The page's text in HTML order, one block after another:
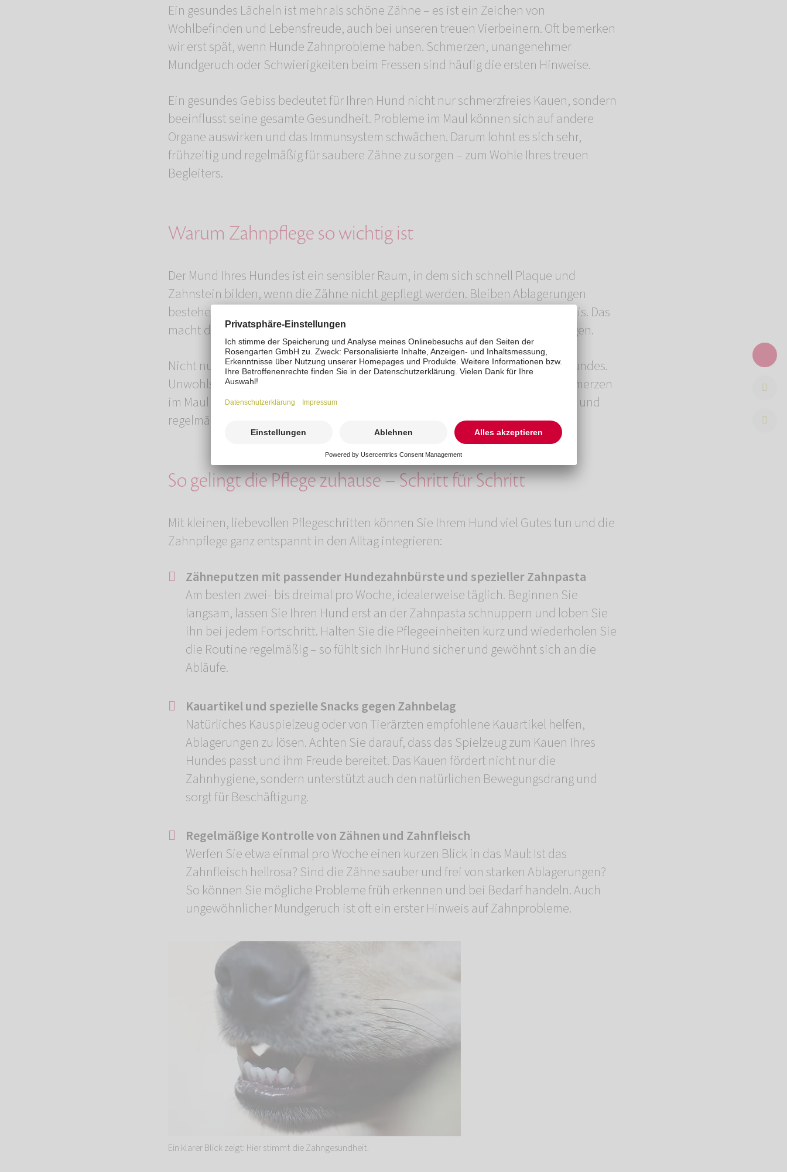
Ein gesundes Lächeln ist mehr als schöne Zähne – es ist ein Zeichen von
Wohlbefinden und Lebensfreude, auch bei unseren treuen Vierbeinern. Oft bemerken
wir erst spät, wenn Hunde Zahnprobleme haben. Schmerzen, unangenehmer
Mundgeruch oder Schwierigkeiten beim Fressen sind häufig die ersten Hinweise.
Ein gesundes Gebiss bedeutet für Ihren Hund nicht nur schmerzfreies Kauen, sondern
beeinflusst seine gesamte Gesundheit. Probleme im Maul können sich auf andere
Organe auswirken und das Immunsystem schwächen. Darum lohnt es sich sehr,
frühzeitig und regelmäßig für saubere Zähne zu sorgen – zum Wohle Ihres treuen
Begleiters.
Warum Zahnpflege so wichtig ist
Der Mund Ihres Hundes ist ein sensibler Raum, in dem sich schnell Plaque und
Zahnstein bilden, wenn die Zähne nicht gepflegt werden. Bleiben Ablagerungen
bestehen, kann das Zahnfleisch sich entzünden – eine sogenannte Parodontitis. Das
macht das Kauen schmerzhaft und kann Herz, Leber oder Nieren beeinträchtigen.
Nicht nur die Gesundheit leidet: Oft verändert sich auch das Verhalten Ihres Hundes.
Unwohlsein, Appetitlosigkeit oder Gereiztheit können erste Hinweise auf Schmerzen
im Maul sein. Deshalb ist es besonders wichtig, die Zähne frühzeitig zu pflegen und
regelmäßig zu kontrollieren.
So gelingt die Pflege zuhause – Schritt für Schritt
Mit kleinen, liebevollen Pflegeschritten können Sie Ihrem Hund viel Gutes tun und die
Zahnpflege ganz entspannt in den Alltag integrieren:
Zähneputzen mit passender Hundezahnbürste und spezieller Zahnpasta
Am besten zwei- bis dreimal pro Woche, idealerweise täglich. Beginnen Sie
langsam, lassen Sie Ihren Hund erst an der Zahnpasta schnuppern und loben Sie
ihn bei jedem Fortschritt. Halten Sie die Pflegeeinheiten kurz und wiederholen Sie
die Routine regelmäßig – so fühlt sich Ihr Hund sicher und gewöhnt sich an die
Abläufe.
Kauartikel und spezielle Snacks gegen Zahnbelag
Natürliches Kauspielzeug oder von Tierärzten empfohlene Kauartikel helfen,
Ablagerungen zu lösen. Achten Sie darauf, dass das Spielzeug zum Kauen Ihres
Hundes passt und ihm Freude bereitet. Das Kauen fördert nicht nur die
Zahnhygiene, sondern unterstützt auch den natürlichen Bewegungsdrang und
sorgt für Beschäftigung.
Regelmäßige Kontrolle von Zähnen und Zahnfleisch
Werfen Sie etwa einmal pro Woche einen kurzen Blick in das Maul: Ist das
Zahnfleisch hellrosa? Sind die Zähne sauber und frei von starken Ablagerungen?
So können Sie mögliche Probleme früh erkennen und bei Bedarf handeln. Auch
ungewöhnlicher Mundgeruch ist oft ein erster Hinweis auf Zahnprobleme.
Ein klarer Blick zeigt: Hier stimmt die Zahngesundheit.